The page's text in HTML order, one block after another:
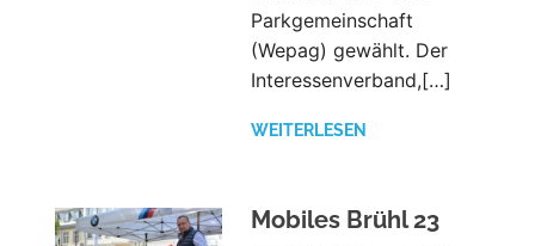
Parkgemeinschaft
(Wepag) gewählt. Der
Interessenverband,[…]
WEITERLESEN
Mobiles Brühl 23